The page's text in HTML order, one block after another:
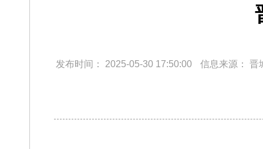
发布时间： 2025-05-30 17:50:00 信息来源： 晋